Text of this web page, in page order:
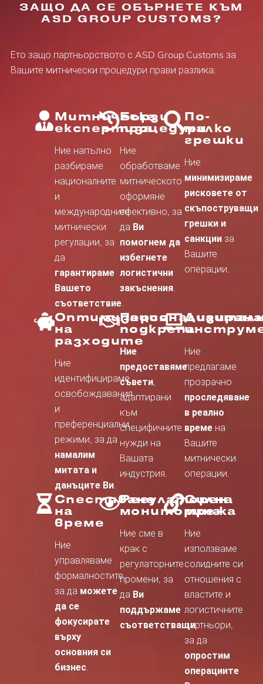
ЗАЩО ДА СЕ ОБЪРНЕТЕ КЪМ
ASD GROUP CUSTOMS?
Ето защо партньорството с ASD Group Customs за
Вашите митнически процедури прави разлика:
Митническа
експертиза
Ние напълно
разбираме
националните
и
международните
митнически
регулации, за
да
гарантираме
Вашето
съответствие.
Бързи
процедури
Ние
обработваме
митническото
оформяне
ефективно, за
да Ви
помогнем да
избегнете
логистични
закъснения.
По-
малко
грешки
Ние
минимизираме
рисковете от
скъпоструващи
грешки и
санкции за
Вашите
операции.
Оптимизация
на
разходите
Ние
идентифицираме
освобождавания
и
преференциални
режими, за да
намалим
митата и
данъците Ви.
Персонализирана
подкрепа
Ние
предоставяме
съвети,
адаптирани
към
специфичните
нужди на
Вашата
индустрия.
Ние
предлагаме
прозрачно
проследяване
в реално
време на
Вашите
митнически
операции.
Спестяване
на
време
Ние
управляваме
формалностите,
за да можете
да се
фокусирате
върху
основния си
бизнес
Регулаторен
мониторинг
Ние сме в
крак с
регулаторните
промени, за
да Ви
поддържаме
съответстващи.
Силна
мрежа
Ние
използваме
солидните си
отношения с
властите и
логистичните
партньори,
за да
опростим
операциите